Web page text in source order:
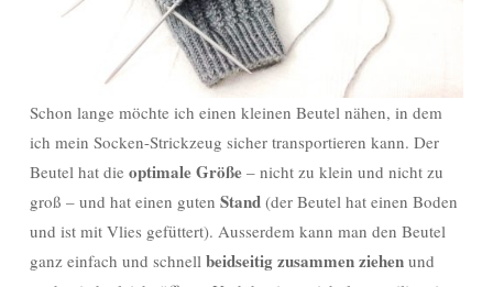
Schon lange möchte ich einen kleinen Beutel nähen, in dem
ich mein Socken-Strickzeug sicher transportieren kann. Der
Beutel hat die optimale Größe – nicht zu klein und nicht zu
groß – und hat einen guten Stand (der Beutel hat einen Boden
und ist mit Vlies gefüttert). Ausserdem kann man den Beutel
ganz einfach und schnell beidseitig zusammen ziehen und